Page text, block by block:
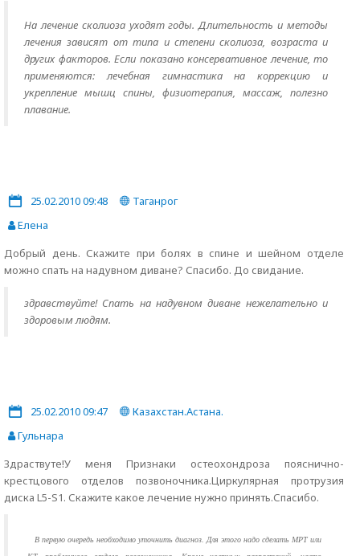
На лечение сколиоза уходят годы. Длительность и методы
лечения зависят от типа и степени сколиоза, возраста и
других факторов. Если показано консервативное лечение, то
применяются: лечебная гимнастика на коррекцию и
укрепление мышц спины, физиотерапия, массаж, полезно
плавание.
25.02.2010 09:48
Таганрог
Елена
Добрый день. Скажите при болях в спине и шейном отделе
можно спать на надувном диване? Спасибо. До свидание.
здравствуйте! Спать на надувном диване нежелательно и
здоровым людям.
25.02.2010 09:47
Казахстан.Астана.
Гульнара
Здраствуте!У меня Признаки остеохондроза пояснично-
крестцового отделов позвоночника.Циркулярная протрузия
диска L5-S1. Скажите какое лечение нужно принять.Спасибо.
В первую очередь необходимо уточнить диагноз. Для этого надо сделать МРТ или